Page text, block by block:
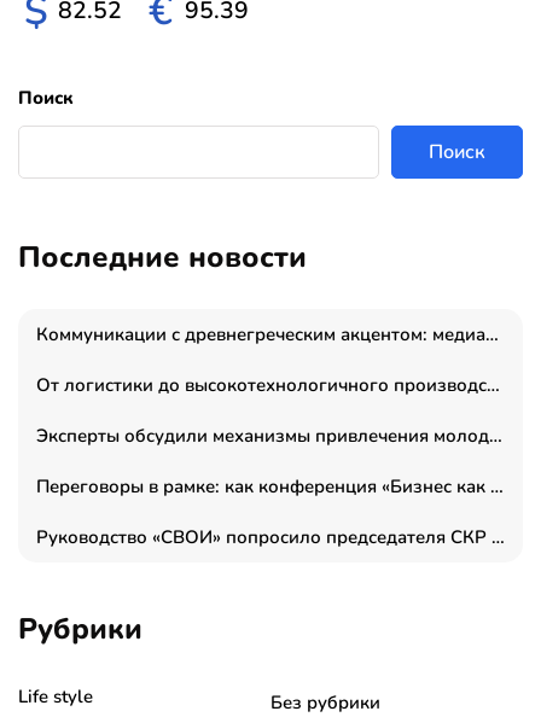
$ 82.52 € 95.39
Поиск
Поиск
Последние новости
Коммуникации с древнегреческим акцентом: медиаменеджер и журналист Владимир Дергачев запустил коммуникационное агентство «Сократ 2.0»
От логистики до высокотехнологичного производства: как основатель “гагаринга” выстраивает экосистему безопасности и гражданских БПЛА
Эксперты обсудили механизмы привлечения молодых специалистов в промышленные города
Переговоры в рамке: как конференция «Бизнес как искусство» переформатирует деловой этикет в стенах ТПП РФ
Руководство «СВОИ» попросило председателя СКР дать правовую оценку обысков в тыловом штабе
Рубрики
Life style
Без рубрики